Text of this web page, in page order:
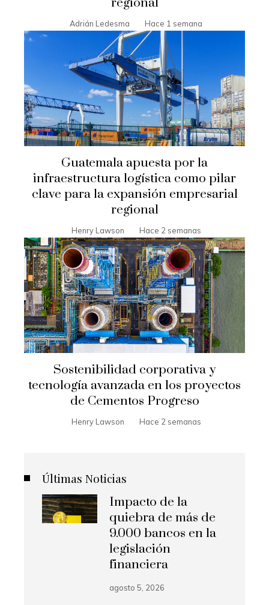
Adrián Ledesma Hace 1 semana
Guatemala apuesta por la
infraestructura logística como pilar
clave para la expansión empresarial
regional
Henry Lawson Hace 2 semanas
Sostenibilidad corporativa y
tecnología avanzada en los proyectos
de Cementos Progreso
Henry Lawson Hace 2 semanas
Últimas Noticias
Impacto de la
quiebra de más de
9.000 bancos en la
legislación
financiera
agosto 5, 2026